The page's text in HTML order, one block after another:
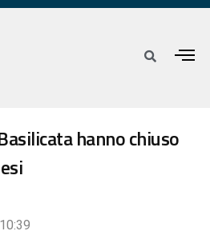
hanno chiuso
10:39